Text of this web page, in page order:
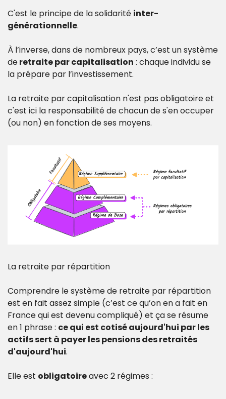
C'est le principe de la solidarité inter-
générationnelle.
À l’inverse, dans de nombreux pays, c’est un système
de retraite par capitalisation : chaque individu se
la prépare par l’investissement.
La retraite par capitalisation n'est pas obligatoire et
c'est ici la responsabilité de chacun de s'en occuper
(ou non) en fonction de ses moyens.
La retraite par répartition
Comprendre le système de retraite par répartition
est en fait assez simple (c’est ce qu’on en a fait en
France qui est devenu compliqué) et ça se résume
en 1 phrase : ce qui est cotisé aujourd'hui par les
actifs sert à payer les pensions des retraités
d'aujourd'hui.
Elle est obligatoire avec 2 régimes :